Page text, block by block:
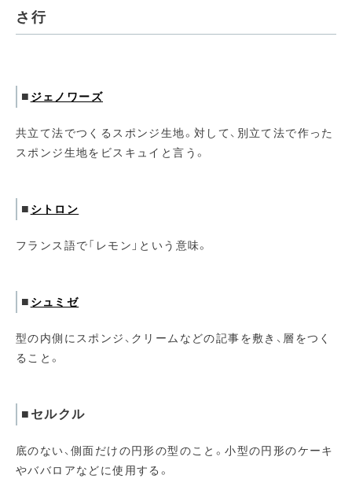
さ行
■ ジェノワーズ
共立て法でつくるスポンジ生地。対して、別立て法で作った
スポンジ生地をビスキュイと言う。
■ シトロン
フランス語で「レモン」という意味。
■ シュミゼ
型の内側にスポンジ、クリームなどの記事を敷き、層をつく
ること。
■セルクル
底のない、側面だけの円形の型のこと。小型の円形のケーキ
やババロアなどに使用する。